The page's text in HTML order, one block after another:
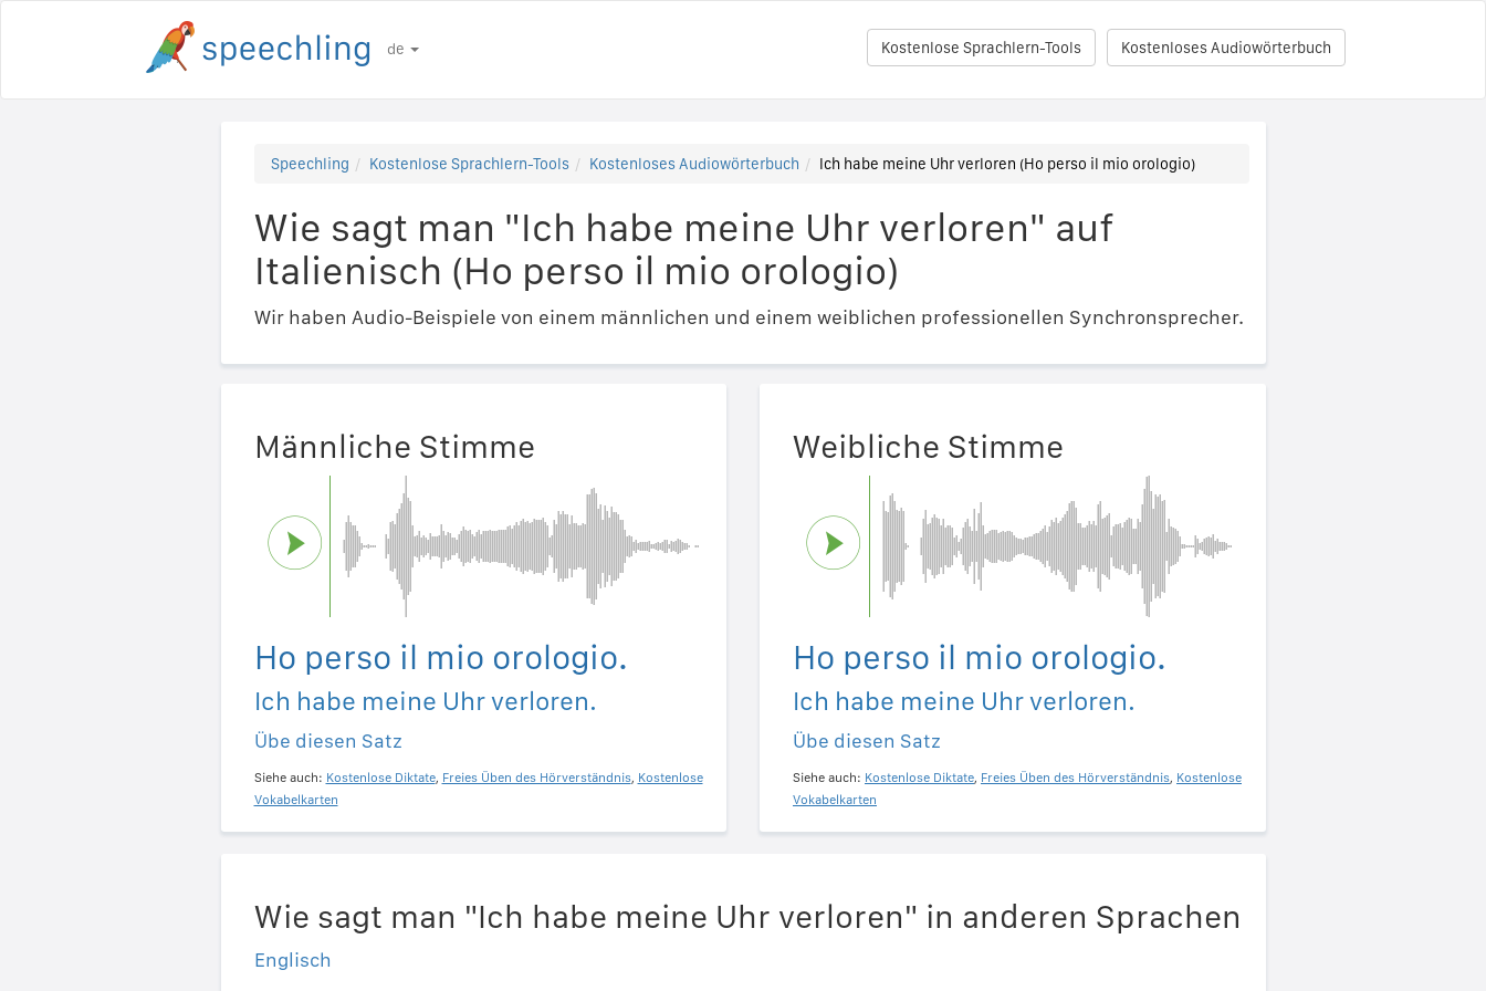
de Kostenloses Audiowörterbuch
Kostenlose Sprachlern-Tools
Speechling Kostenlose Sprachlern-Tools Kostenloses Audiowörterbuch Ich habe meine Uhr verloren (Ho perso il mio orologio)
Wie sagt man "Ich habe meine Uhr verloren" auf
Italienisch (Ho perso il mio orologio)
Wir haben Audio-Beispiele von einem männlichen und einem weiblichen professionellen Synchronsprecher.
Männliche Stimme
Ho perso il mio orologio.
Ich habe meine Uhr verloren.
Übe diesen Satz
Siehe auch: Kostenlose Diktate, Freies Üben des Hörverständnis, Kostenlose
Vokabelkarten
Weibliche Stimme
Ho perso il mio orologio.
Ich habe meine Uhr verloren.
Übe diesen Satz
Siehe auch: Kostenlose Diktate, Freies Üben des Hörverständnis, Kostenlose
Vokabelkarten
Wie sagt man "Ich habe meine Uhr verloren" in anderen Sprachen
Englisch